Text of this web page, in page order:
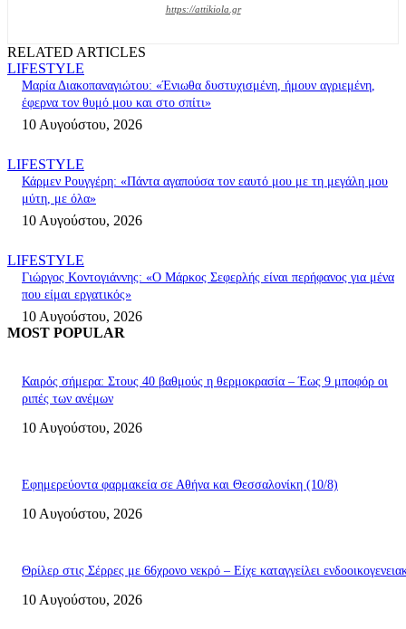
https://attikiola.gr
RELATED ARTICLES
LIFESTYLE
Μαρία Διακοπαναγιώτου: «Ένιωθα δυστυχισμένη, ήμουν αγριεμένη,
έφερνα τον θυμό μου και στο σπίτι»
10 Αυγούστου, 2026
LIFESTYLE
Κάρμεν Ρουγγέρη: «Πάντα αγαπούσα τον εαυτό μου με τη μεγάλη μου
μύτη, με όλα»
10 Αυγούστου, 2026
LIFESTYLE
Γιώργος Κοντογιάννης: «Ο Μάρκος Σεφερλής είναι περήφανος για μένα
που είμαι εργατικός»
10 Αυγούστου, 2026
MOST POPULAR
Καιρός σήμερα: Στους 40 βαθμούς η θερμοκρασία – Έως 9 μποφόρ οι
ριπές των ανέμων
10 Αυγούστου, 2026
Εφημερεύοντα φαρμακεία σε Αθήνα και Θεσσαλονίκη (10/8)
10 Αυγούστου, 2026
Θρίλερ στις Σέρρες με 66χρονο νεκρό – Είχε καταγγείλει
10 Αυγούστου, 2026